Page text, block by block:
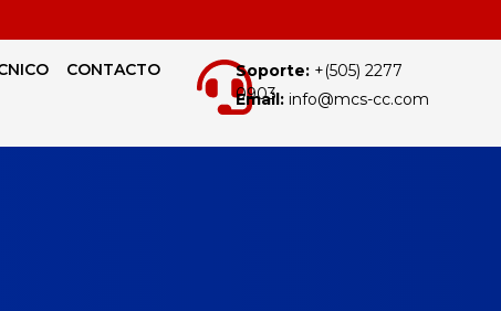
CONTACTO Soporte:+(505) 2277
0903
Email:info@mcs-cc.com